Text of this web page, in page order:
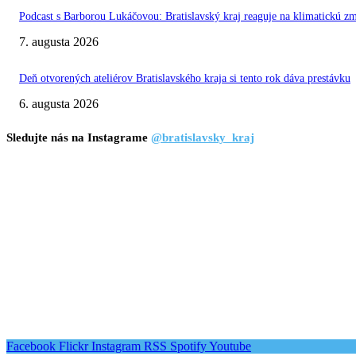
Podcast s Barborou Lukáčovou: Bratislavský kraj reaguje na klimatickú
7. augusta 2026
Deň otvorených ateliérov Bratislavského kraja si tento rok dáva prestávku
6. augusta 2026
Sledujte nás na Instagrame @bratislavsky_kraj
Facebook Flickr Instagram RSS SpotifyYoutube